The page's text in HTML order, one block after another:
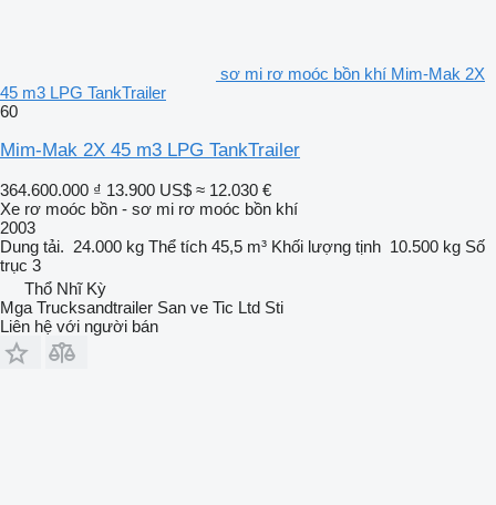
sơ mi rơ moóc bồn khí Mim-Mak 2X
45 m3 LPG TankTrailer
60
Mim-Mak 2X 45 m3 LPG TankTrailer
364.600.000 ₫ 13.900 US$ ≈ 12.030 €
Xe rơ moóc bồn - sơ mi rơ moóc bồn khí
2003
Dung tải. 24.000 kg Thể tích 45,5 m³ Khối lượng tịnh 10.500 kg Số
trục 3
Thổ Nhĩ Kỳ
Mga Trucksandtrailer San ve Tic Ltd Sti
Liên hệ với người bán